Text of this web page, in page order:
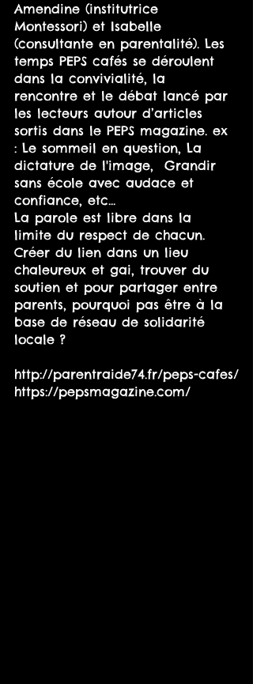
Amendine (institutrice
Montessori) et Isabelle
(consultante en parentalité). Les
temps PEPS cafés se déroulent
dans la convivialité, la
rencontre et le débat lancé par
les lecteurs autour d’articles
sortis dans le PEPS magazine. ex
: Le sommeil en question, La
dictature de l'image,  Grandir
sans école avec audace et
confiance, etc...
La parole est libre dans la
limite du respect de chacun.
Créer du lien dans un lieu
chaleureux et gai, trouver du
soutien et pour partager entre
parents, pourquoi pas être à la
base de réseau de solidarité
locale ?
http://parentraide74.fr/peps-cafes/
https://pepsmagazine.com/